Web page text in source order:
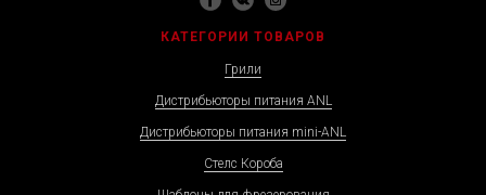
КАТЕГОРИИ ТОВАРОВ
Грили
Дистрибьюторы питания ANL
Дистрибьюторы питания mini-ANL
Стелс Короба